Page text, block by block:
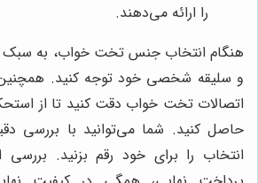
را ارائه می‌دهند.
هنگام انتخاب جنس تخت خواب، به سبک
و سلیقه شخصی خود توجه کنید.
اتصالات تخت خواب دقت کنید تا از
حاصل کنید. شما می‌توانید با بررسی
انتخاب را برای خود رقم بزنید.